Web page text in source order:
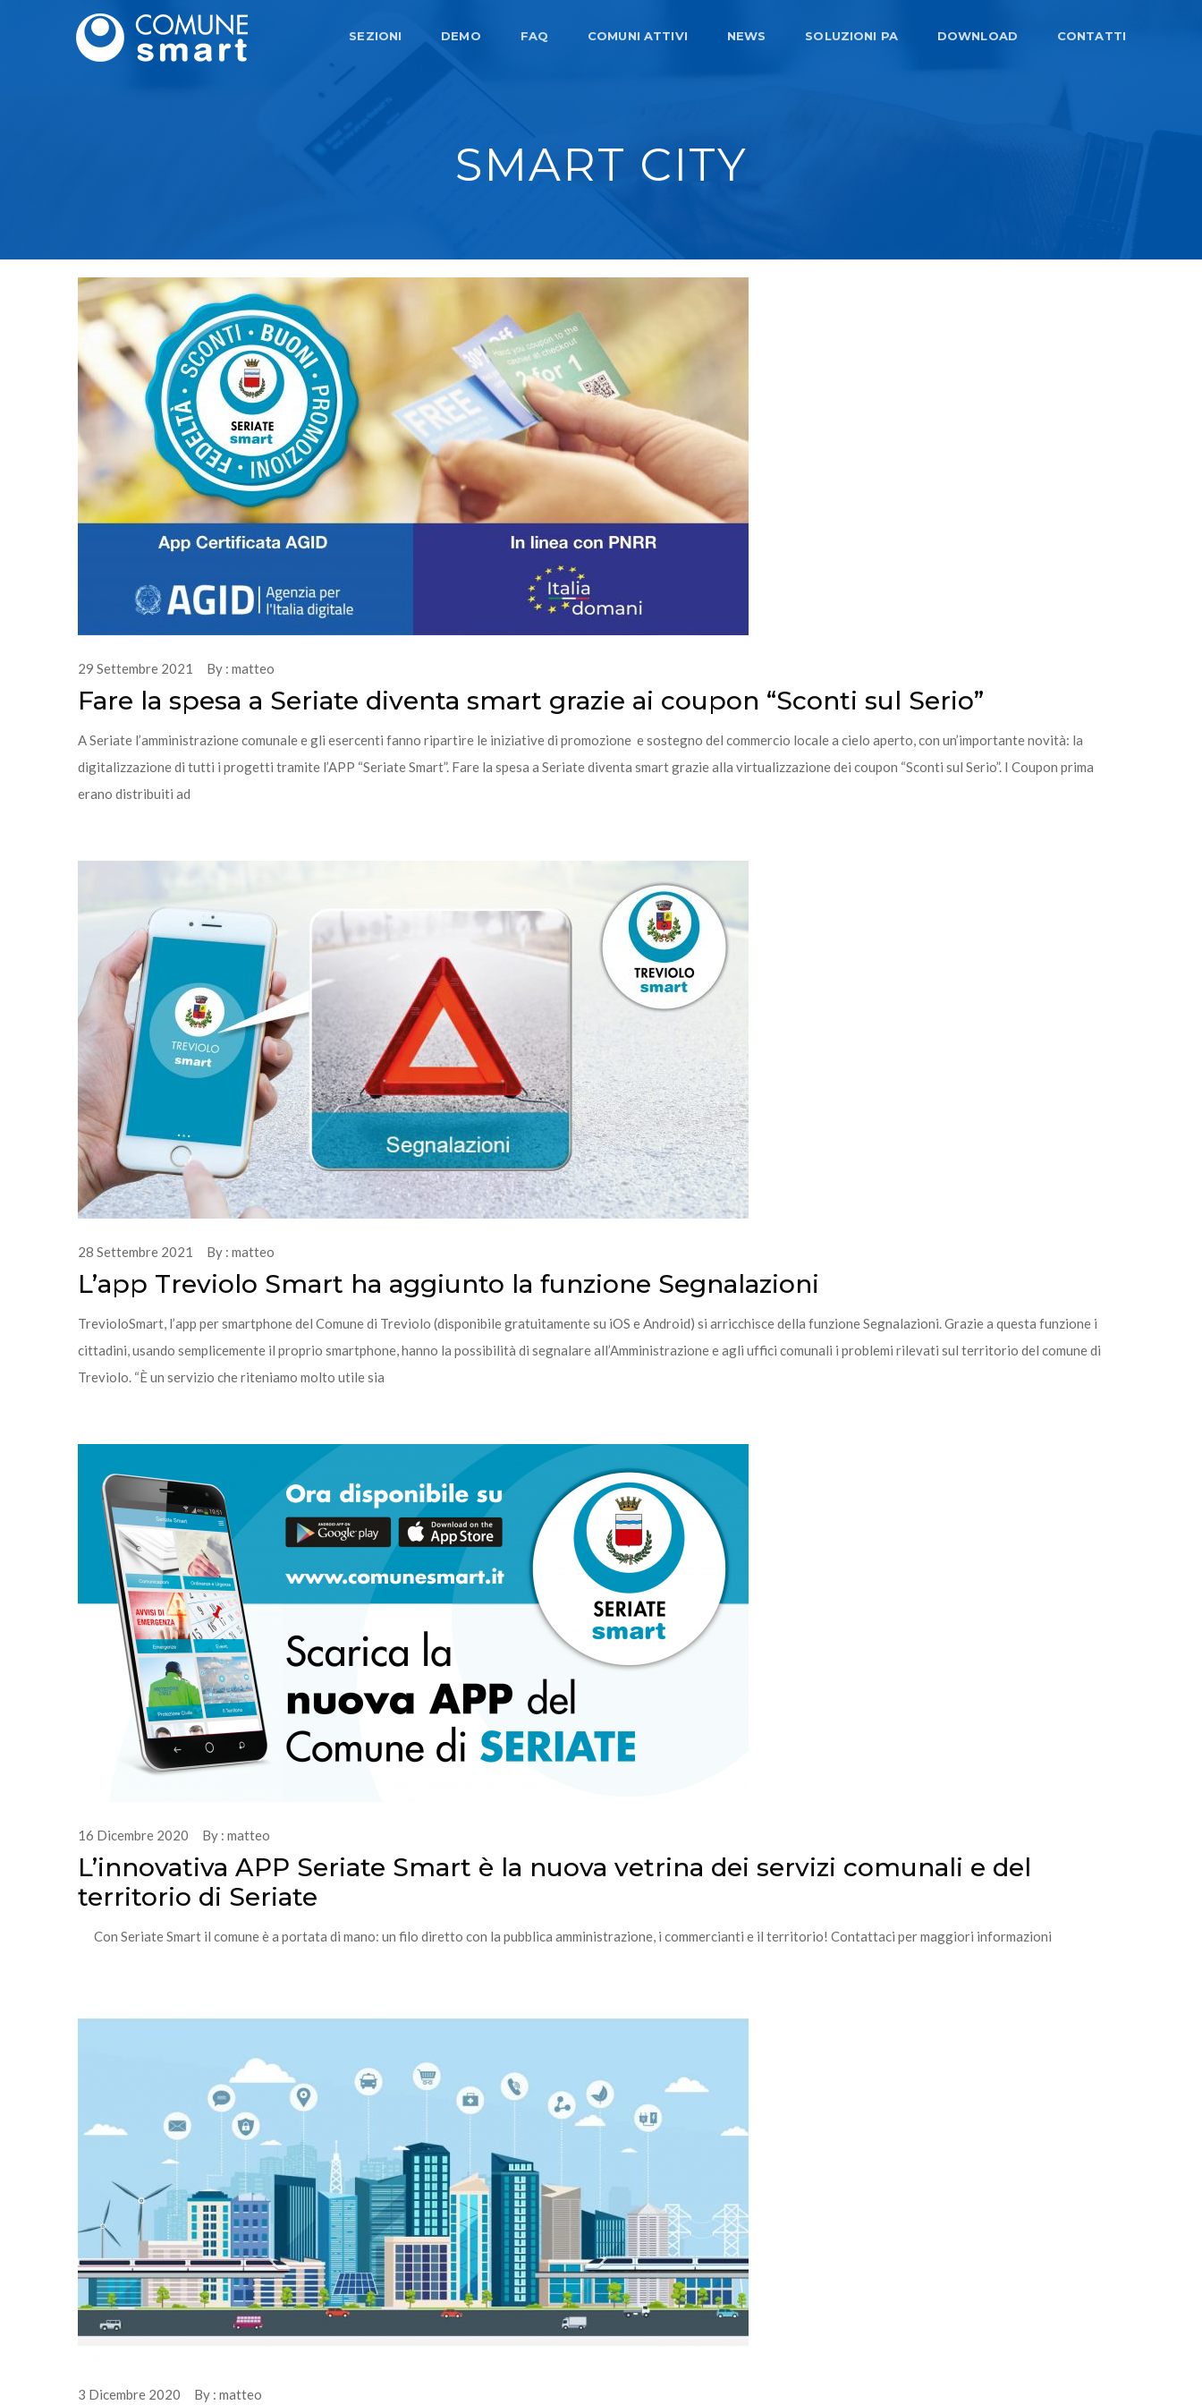
SEZIONI DEMO FAQ COMUNI ATTIVI NEWS SOLUZIONI PA DOWNLOAD CONTATTI
SMART CITY
29 Settembre 2021 By : matteo
Fare la spesa a Seriate diventa smart grazie ai coupon “Sconti sul Serio”
A Seriate l’amministrazione comunale e gli esercenti fanno ripartire le iniziative di promozione e sostegno del commercio locale a cielo aperto, con un’importante novità: la
digitalizzazione di tutti i progetti tramite l’APP “Seriate Smart”. Fare la spesa a Seriate diventa smart grazie alla virtualizzazione dei coupon “Sconti sul Serio”. I Coupon prima
erano distribuiti ad
28 Settembre 2021 By : matteo
L’app Treviolo Smart ha aggiunto la funzione Segnalazioni
TrevioloSmart, l’app per smartphone del Comune di Treviolo (disponibile gratuitamente su iOS e Android) si arricchisce della funzione Segnalazioni. Grazie a questa funzione i
cittadini, usando semplicemente il proprio smartphone, hanno la possibilità di segnalare all’Amministrazione e agli uffici comunali i problemi rilevati sul territorio del comune di
Treviolo. “È un servizio che riteniamo molto utile sia
16 Dicembre 2020 By : matteo
L’innovativa APP Seriate Smart è la nuova vetrina dei servizi comunali e del
territorio di Seriate
Con Seriate Smart il comune è a portata di mano: un filo diretto con la pubblica amministrazione, i commercianti e il territorio! Contattaci per maggiori informazioni
3 Dicembre 2020 By : matteo